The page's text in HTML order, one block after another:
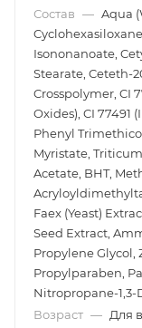
Состав — Aqua
Isononanoate,
Stearate, Ceteth-
Crosspolymer, CI
Oxides), CI 77491
Phenyl
Myristate,
Acetate, BHT,
Faex (Yeast)
Seed Extract,
Propylene Glycol,
Propylparaben,
Nitropropane-1,3-
Возраст — Для